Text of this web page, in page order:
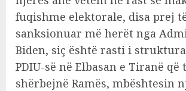
fuqishme elektorale, disa prej
sanksionuar më herët nga
Biden, siç është rasti i
PDIU-së në Elbasan e Tiranë që
shërbejnë Ramës, mbështesin